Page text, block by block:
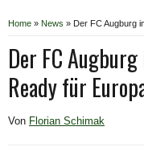
Home » News » Der FC Augburg
Der FC
Ready für
Von Florian Schimak